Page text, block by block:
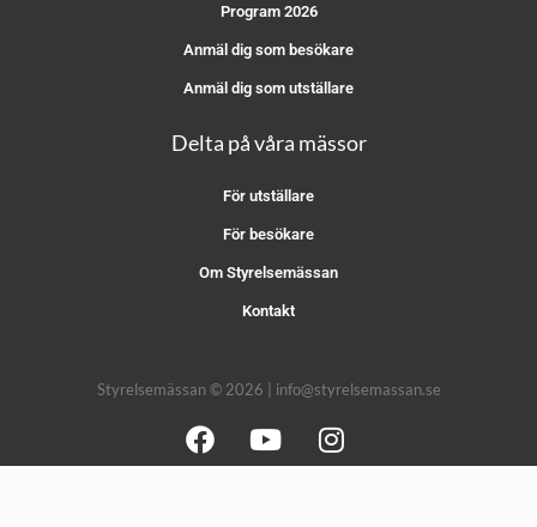
Program 2026
Anmäl dig som besökare
Anmäl dig som utställare
Delta på våra mässor
För utställare
För besökare
Om Styrelsemässan
Kontakt
Styrelsemässan © 2026 | info@styrelsemassan.se